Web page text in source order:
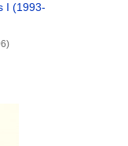
I (1993-